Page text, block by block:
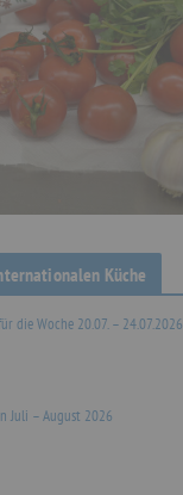
Küche
die Woche 20.07. – 24.07.2026
Juli – August 2026